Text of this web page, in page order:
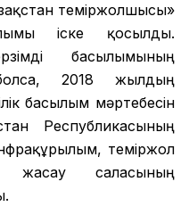
теміржолшысы»
іске қосылды.
басылымының
2018 жылдың
басылым мәртебесін
Республикасының
теміржол
жасау саласының